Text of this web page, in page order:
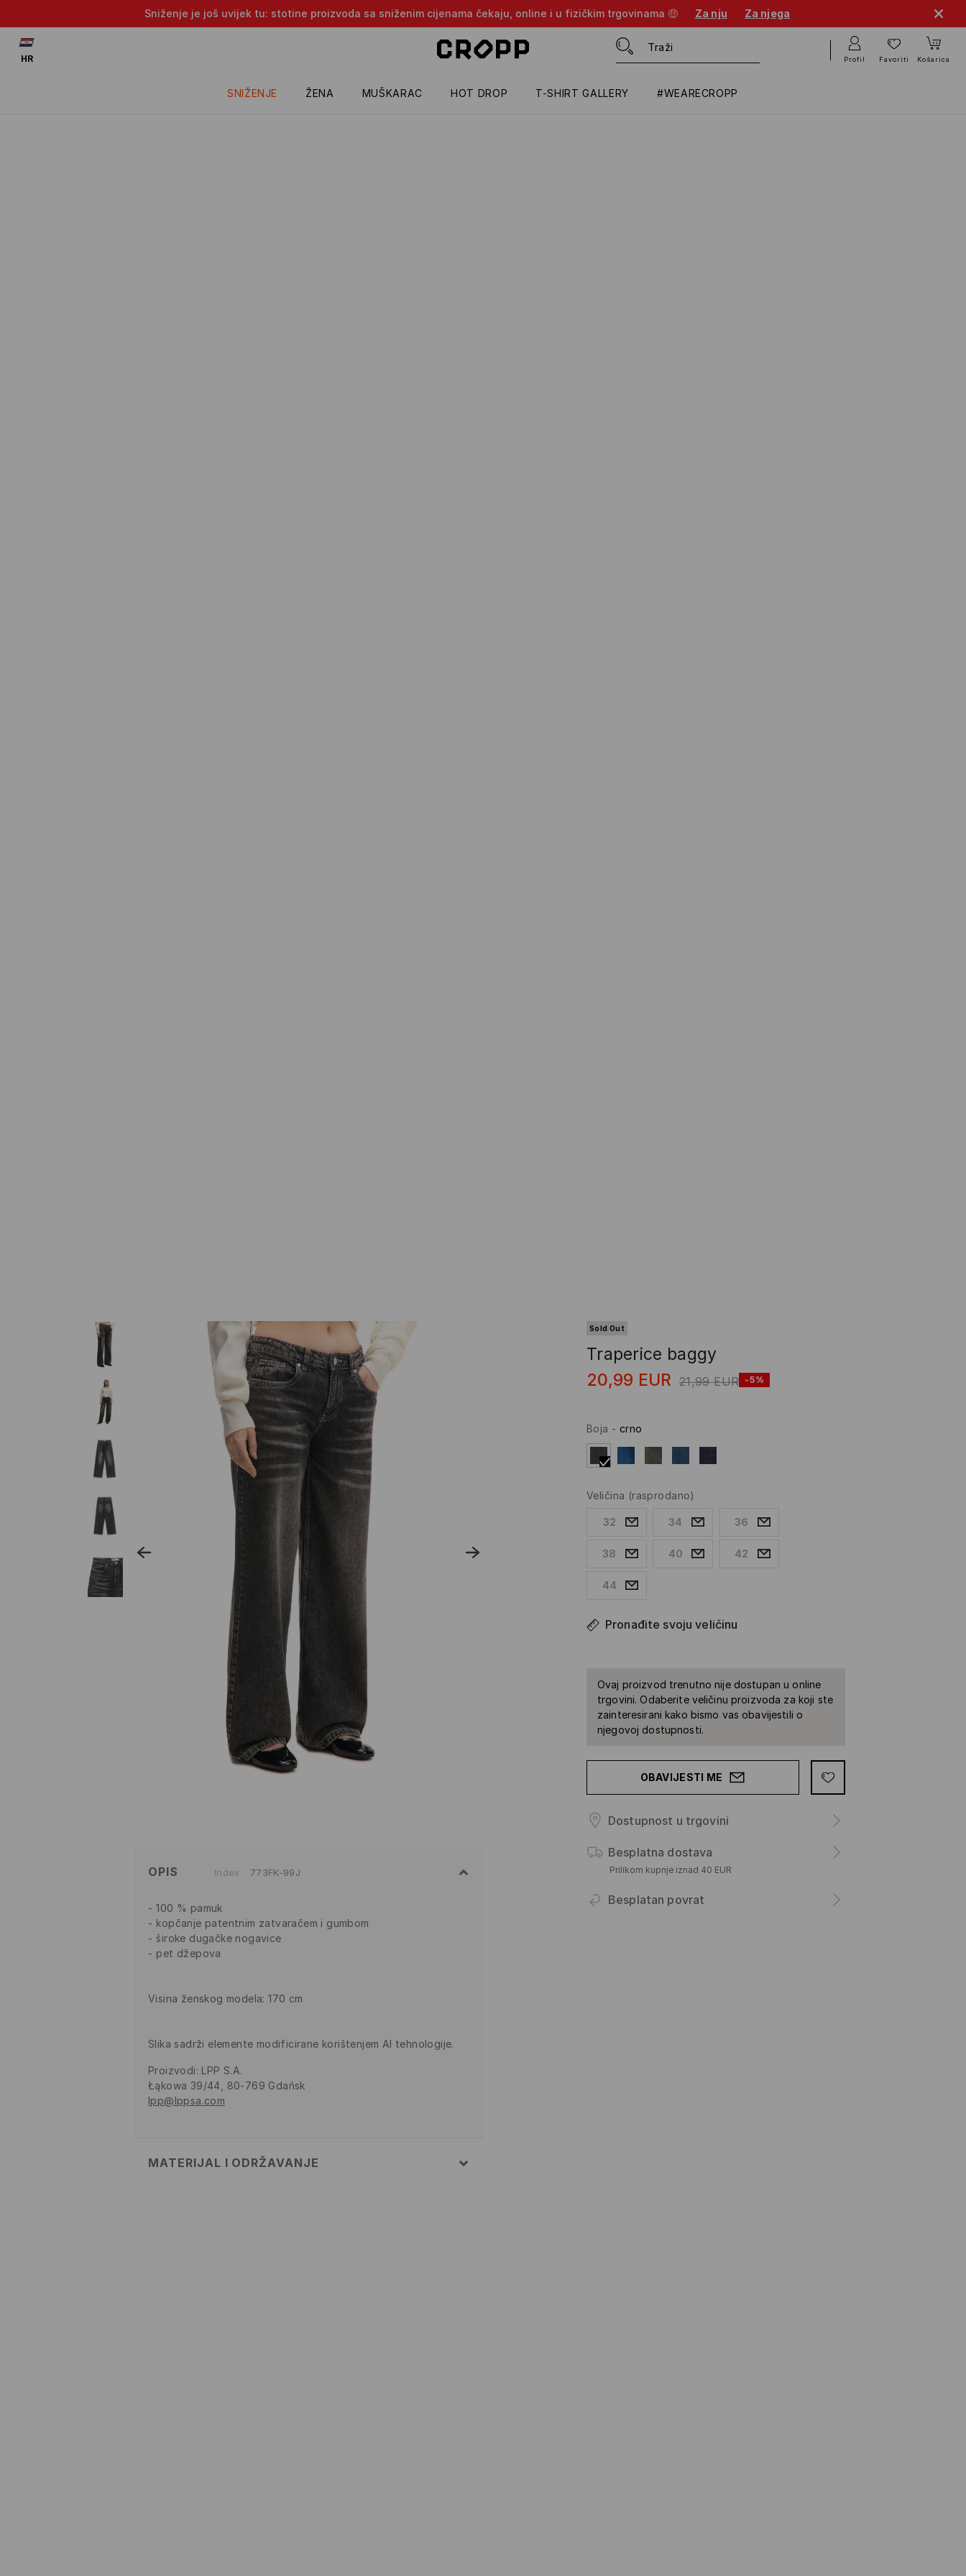
Sniženje je još uvijek tu: stotine proizvoda sa sniženim cijenama čekaju, online i u fizičkim trgovinama 🤑 Za nju Za njega
SNIŽENJE ŽENA MUŠKARAC HOT DROP T-SHIRT GALLERY #WEARECROPP
HR Profil Favoriti Košarica
Sold Out
Traperice baggy
20,99 EUR 21,99 EUR -5%
Boja - crno
Veličina (rasprodano)
32 34 36
38 40 42
44
Pronađite svoju veličinu
Ovaj proizvod trenutno nije dostupan u online
trgovini. Odaberite veličinu proizvoda za koji ste
zainteresirani kako bismo vas obavijestili o
njegovoj dostupnosti.
OBAVIJESTI ME
Dostupnost u trgovini
Besplatna dostava
Prilikom kupnje iznad 40 EUR
Besplatan povrat
OPIS Index 773FK-99J
100 % pamuk
kopčanje patentnim zatvaračem i gumbom
široke dugačke nogavice
pet džepova
Visina ženskog modela: 170 cm
Slika sadrži elemente modificirane korištenjem AI tehnologije.
Proizvodi: LPP S.A.
Łąkowa 39/44, 80-769 Gdańsk
lpp@lppsa.com
MATERIJAL I ODRŽAVANJE